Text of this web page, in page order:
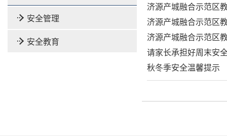
安全管理
安全教育
济源产城融合示范区
济源产城融合示范区
济源产城融合示范区
请家长承担好周末安
秋冬季安全温馨提示